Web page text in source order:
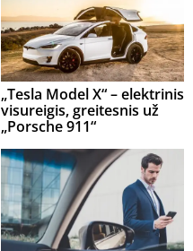
„Tesla Model X“ – elektrinis
visureigis, greitesnis už
„Porsche 911“